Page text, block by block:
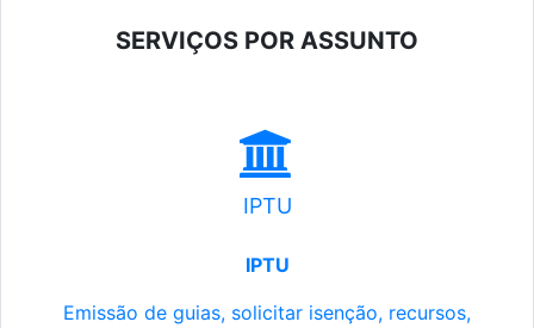
SERVIÇOS POR ASSUNTO
IPTU
IPTU
Emissão de guias, solicitar isenção, recursos,